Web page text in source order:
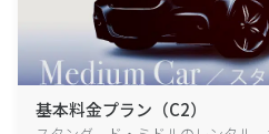
基本料金プラン（C2）